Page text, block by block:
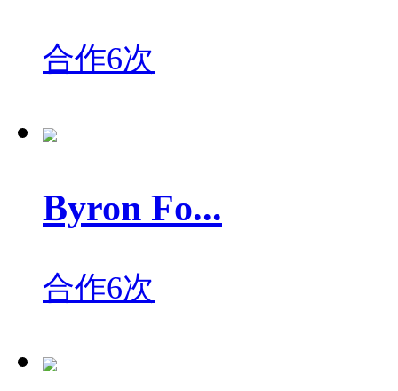
合作6次
Byron Fo...
合作6次